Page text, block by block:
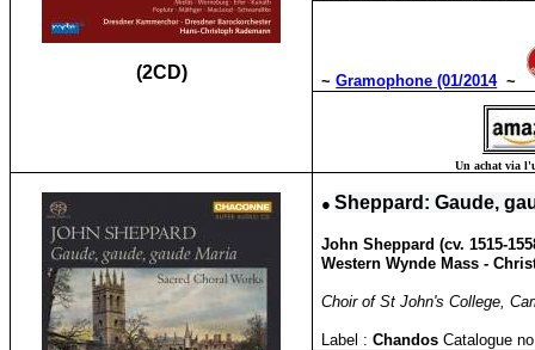
(2CD) ~Gramophone (01/2014~
Un achat via
●Sheppard: Gaude,
John Sheppard (cv. 1515-
Western Wynde Mass -
Choir of St John's College,
Label : ChandosCatalogue